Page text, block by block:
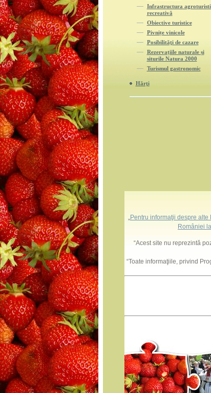
Infrastructura
recreativă
Obiective turistice
Pivnițe vinicole
Posibilităţi de cazare
Rezervațiile naturale și
siturile Natura 2000
Turismul gastronomic
Hărţi
„Pentru informaţii despre
României
“Acest site nu reprezintă
“Toate informaţiile, privind